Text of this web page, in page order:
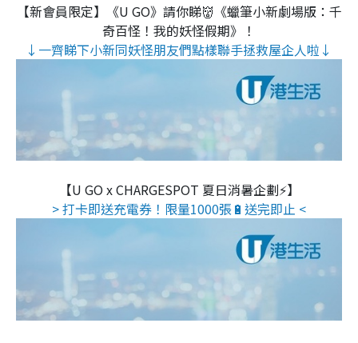
【新會員限定】《U GO》請你睇👹《蠟筆小新劇場版：千
奇百怪！我的妖怪假期》！
↓一齊睇下小新同妖怪朋友們點樣聯手拯救屋企人啦↓
【U GO x CHARGESPOT 夏日消暑企劃⚡】
> 打卡即送充電券！限量1000張🔋送完即止 <